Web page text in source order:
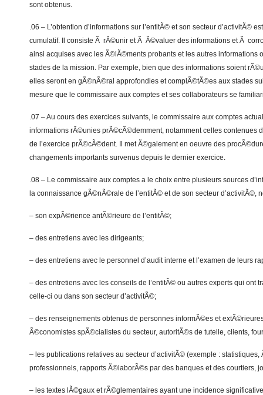
sont obtenus.
.06 – L’obtention d’informations sur l’entitÃ© et son secteur d’activitÃ©
cumulatif. Il consiste Ã rÃ©unir et Ã Ã©valuer des informations et Ã
ainsi acquises avec les Ã©lÃ©ments probants et les autres informations
stades de la mission. Par exemple, bien que des informations soient
elles seront en gÃ©nÃ©ral approfondies et complÃ©tÃ©es aux stades
mesure que le commissaire aux comptes et ses collaborateurs se
.07 – Au cours des exercices suivants, le commissaire aux comptes
informations rÃ©unies prÃ©cÃ©demment, notamment celles contenues
de l’exercice prÃ©cÃ©dent. Il met Ã©galement en oeuvre des
changements importants survenus depuis le dernier exercice.
.08 – Le commissaire aux comptes a le choix entre plusieurs sources
la connaissance gÃ©nÃ©rale de l’entitÃ© et de son secteur d’activitÃ©,
– son expÃ©rience antÃ©rieure de l’entitÃ©;
– des entretiens avec les dirigeants;
– des entretiens avec le personnel d’audit interne et l’examen de leurs
– des entretiens avec les conseils de l’entitÃ© ou autres experts qui ont
celle-ci ou dans son secteur d’activitÃ©;
– des renseignements obtenus de personnes informÃ©es et
Ã©conomistes spÃ©cialistes du secteur, autoritÃ©s de tutelle, clients,
– les publications relatives au secteur d’activitÃ© (exemple :
professionnels, rapports Ã©laborÃ©s par des banques et des courtiers,
– les textes lÃ©gaux et rÃ©glementaires ayant une incidence